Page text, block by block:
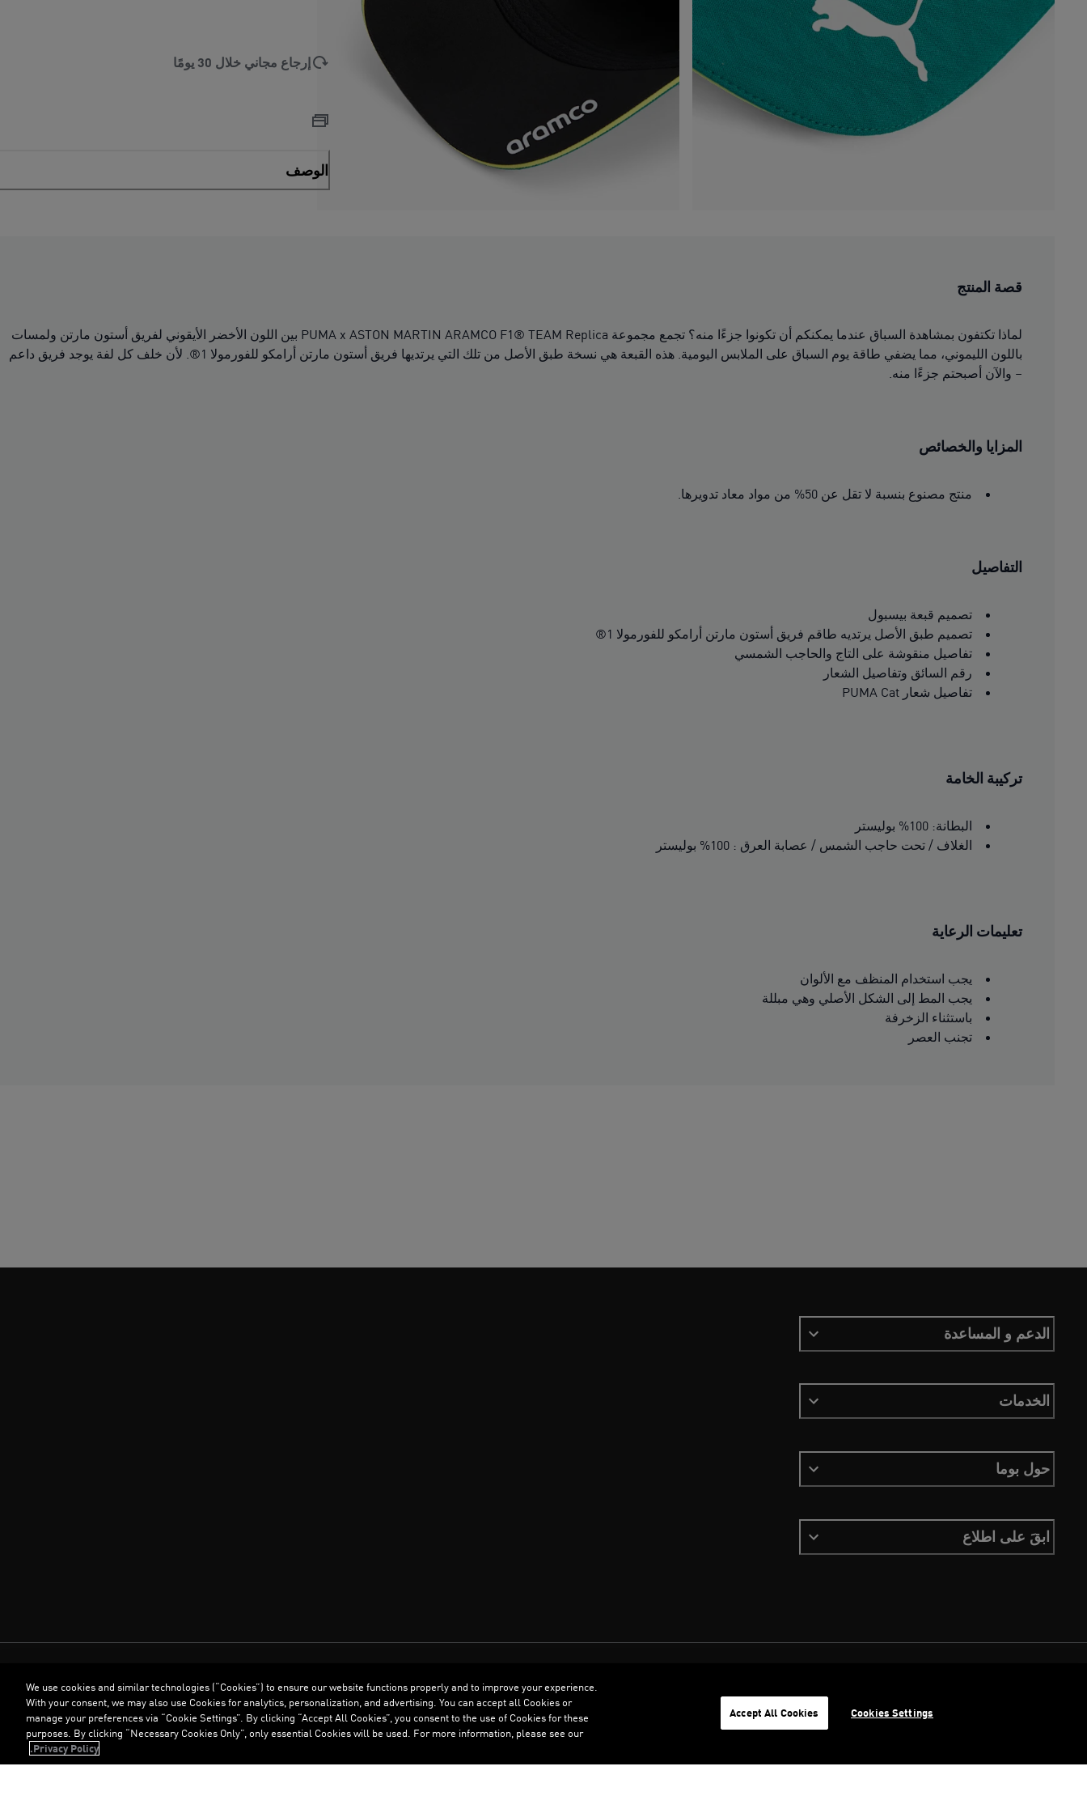
إرجاع مجاني خلال 30 يومًا
الوصف
قصة المنتج
لماذا تكتفون بمشاهدة السباق عندما يمكنكم أن تكونوا جزءًا منه؟ تجمع مجموعة PUMA x ASTON MARTIN ARAMCO F1® TEAM Replica بين اللون الأخضر الأيقوني لفريق أستون مارتن ولمسات
باللون الليموني، مما يضفي طاقة يوم السباق على الملابس اليومية. هذه القبعة هي نسخة طبق الأصل من تلك التي يرتديها فريق أستون مارتن أرامكو للفورمولا 1®. لأن خلف كل لفة يوجد فريق داعم
– والآن أصبحتم جزءًا منه.
المزايا والخصائص
منتج مصنوع بنسبة لا تقل عن 50% من مواد معاد تدويرها.
التفاصيل
تصميم قبعة بيسبول
تصميم طبق الأصل يرتديه طاقم فريق أستون مارتن أرامكو للفورمولا 1®
تفاصيل منقوشة على التاج والحاجب الشمسي
رقم السائق وتفاصيل الشعار
تفاصيل شعار PUMA Cat
تركيبة الخامة
البطانة: 100% بوليستر
الغلاف / تحت حاجب الشمس / عصابة العرق : 100% بوليستر
تعليمات الرعاية
يجب استخدام المنظف مع الألوان
يجب المط إلى الشكل الأصلي وهي مبللة
باستثناء الزخرفة
تجنب العصر
الدعم و المساعدة
الخدمات
حول بوما
ابقَ على اطلاع
العربية
We use cookies and similar technologies (“Cookies”) to ensure our website functions properly and to improve your experience.
With your consent, we may also use Cookies for analytics, personalization, and advertising. You can accept all Cookies or
manage your preferences via “Cookie Settings”. By clicking “Accept All Cookies”, you consent to the use of Cookies for these
purposes. By clicking “Necessary Cookies Only”, only essential Cookies will be used. For more information, please see our
Privacy Policy.
Cookies Settings
Accept All Cookies